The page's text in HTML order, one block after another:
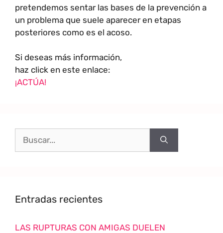
pretendemos sentar las bases de la prevención a
un problema que suele aparecer en etapas
posteriores como es el acoso.
Si deseas más información,
haz click en este enlace:
¡ACTÚA!
Entradas recientes
LAS RUPTURAS CON AMIGAS DUELEN